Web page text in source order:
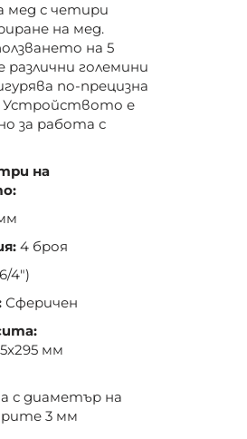
мед с четири
на мед.
на 5
големини
по-прецизна
Устройството е
за работа с
на
4 броя
4")
Сферичен
мм
с диаметър на
3 мм